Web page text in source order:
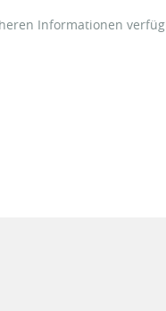
Informationen